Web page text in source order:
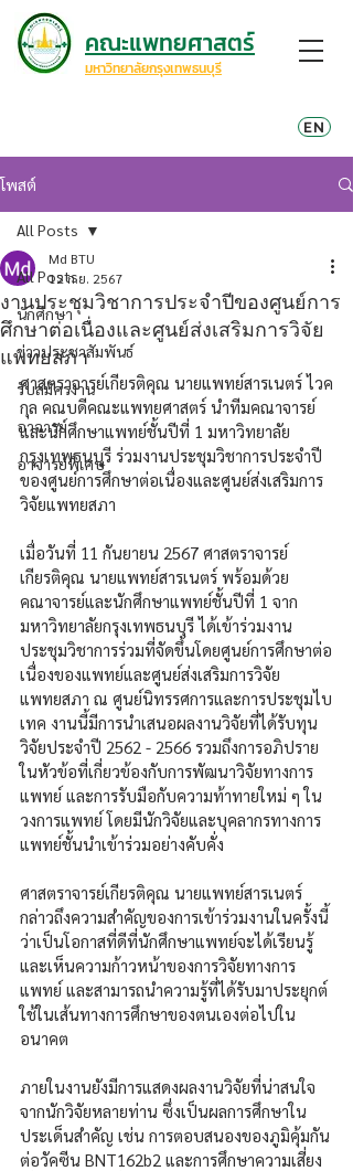
มหาวิทยาลัยกรุงเทพธนบุรี
EN
คณะแพทยศาสตร์
โพสต์
All Posts
นักศึกษา
ข่าวประชาสัมพันธ์
รับสมัครงาน
อาจารย์
อาจารย์พิเศษ
All Posts
งานประชุมวิชาการประจำปีของศูนย์การ
ศึกษาต่อเนื่องและศูนย์ส่งเสริมการวิจัย
แพทยสภา
Md BTU
12 ก.ย. 2567
ศาสตราจารย์เกียรติคุณ นายแพทย์สารเนตร์ ไวค
กุล คณบดีคณะแพทยศาสตร์ นำทีมคณาจารย์
และนักศึกษาแพทย์ชั้นปีที่ 1 มหาวิทยาลัย
กรุงเทพธนบุรี ร่วมงานประชุมวิชาการประจำปี
ของศูนย์การศึกษาต่อเนื่องและศูนย์ส่งเสริมการ
วิจัยแพทยสภา
เมื่อวันที่ 11 กันยายน 2567 ศาสตราจารย์
เกียรติคุณ นายแพทย์สารเนตร์ พร้อมด้วย
คณาจารย์และนักศึกษาแพทย์ชั้นปีที่ 1 จาก
มหาวิทยาลัยกรุงเทพธนบุรี ได้เข้าร่วมงาน
ประชุมวิชาการร่วมที่จัดขึ้นโดยศูนย์การศึกษาต่อ
เนื่องของแพทย์และศูนย์ส่งเสริมการวิจัย
แพทยสภา ณ ศูนย์นิทรรศการและการประชุมไบ
เทค งานนี้มีการนำเสนอผลงานวิจัยที่ได้รับทุน
วิจัยประจำปี 2562 - 2566 รวมถึงการอภิปราย
ในหัวข้อที่เกี่ยวข้องกับการพัฒนาวิจัยทางการ
แพทย์ และการรับมือกับความท้าทายใหม่ ๆ ใน
วงการแพทย์ โดยมีนักวิจัยและบุคลากรทางการ
แพทย์ชั้นนำเข้าร่วมอย่างคับคั่ง
ศาสตราจารย์เกียรติคุณ นายแพทย์สารเนตร์
กล่าวถึงความสำคัญของการเข้าร่วมงานในครั้งนี้
ว่าเป็นโอกาสที่ดีที่นักศึกษาแพทย์จะได้เรียนรู้
และเห็นความก้าวหน้าของการวิจัยทางการ
แพทย์ และสามารถนำความรู้ที่ได้รับมาประยุกต์
ใช้ในเส้นทางการศึกษาของตนเองต่อไปใน
อนาคต
ภายในงานยังมีการแสดงผลงานวิจัยที่น่าสนใจ
จากนักวิจัยหลายท่าน ซึ่งเป็นผลการศึกษาใน
ประเด็นสำคัญ เช่น การตอบสนองของภูมิคุ้มกัน
ต่อวัคซีน BNT162b2 และการศึกษาความเสี่ยง